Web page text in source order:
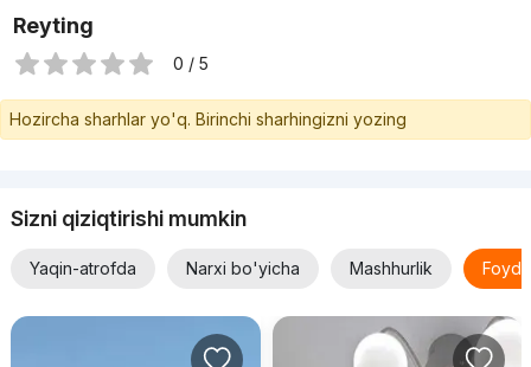
Reyting
0 / 5
Hozircha sharhlar yo'q. Birinchi sharhingizni yozing
Sizni qiziqtirishi mumkin
Yaqin-atrofda Narxi bo'yicha Mashhurlik